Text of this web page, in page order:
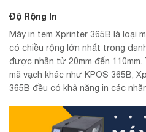
Độ Rộng In
Máy in tem Xprinter 365B là loại
có chiều rộng lớn nhất trong
được nhãn từ 20mm đến 110mm.
mã vạch khác như KPOS 365B,
365B đều có khả năng in các